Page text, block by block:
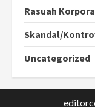
Rasuah
Skandal/
Uncategorized